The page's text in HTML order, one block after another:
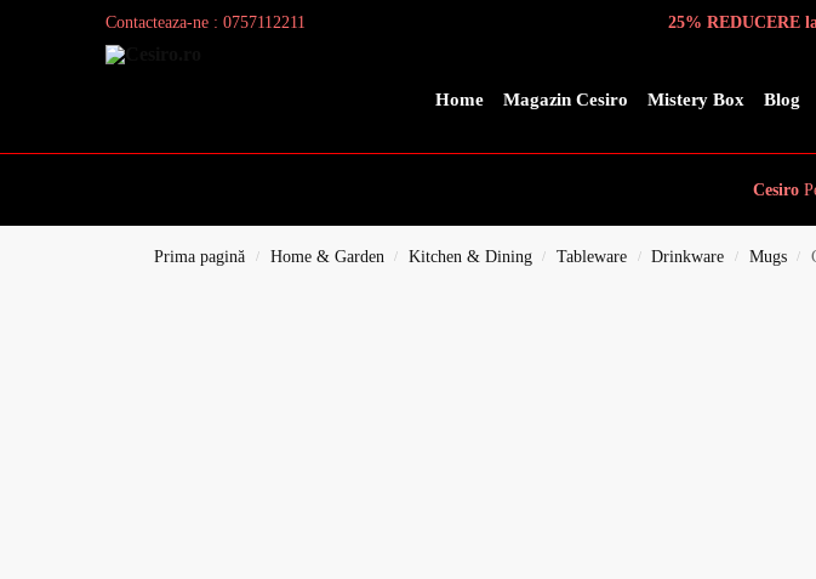
Contacteaza-ne : 0757112211 25% REDUCERE
Home Magazin Cesiro Mistery Box Blog
Search
Cesiro
Prima pagină / Home & Garden / Kitchen & Dining / Tableware / Drinkware / Mugs /